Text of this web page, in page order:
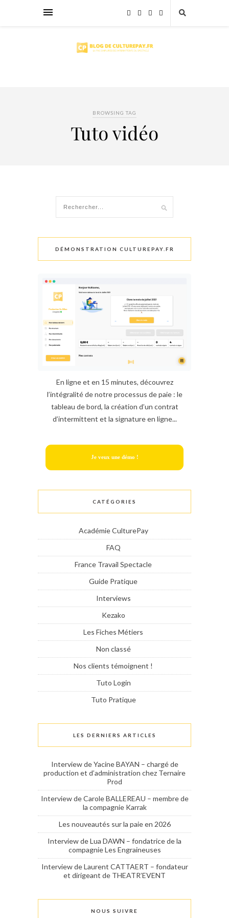
BROWSING TAG
Tuto vidéo
DÉMONSTRATION CULTUREPAY.FR
En ligne et en 15 minutes, découvrez
l’intégralité de notre processus de paie : le
tableau de bord, la création d’un contrat
d’intermittent et la signature en ligne...
Je veux une démo !
CATÉGORIES
Académie CulturePay
FAQ
France Travail Spectacle
Guide Pratique
Interviews
Kezako
Les Fiches Métiers
Non classé
Nos clients témoignent !
Tuto Login
Tuto Pratique
LES DERNIERS ARTICLES
Interview de Yacine BAYAN – chargé de
production et d’administration chez Ternaire
Prod
Interview de Carole BALLEREAU – membre de
la compagnie Karrak
Les nouveautés sur la paie en 2026
Interview de Lua DAWN – fondatrice de la
compagnie Les Engraineuses
Interview de Laurent CATTAERT – fondateur
et dirigeant de THEATR’EVENT
NOUS SUIVRE